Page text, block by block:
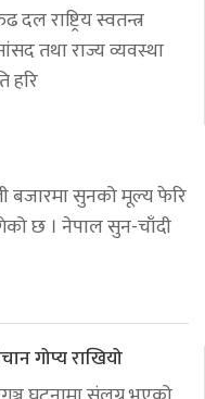
दल राष्ट्रिय स्वतन्त्र
तथा राज्य व्यवस्था
हरि
बजारमा सुनको मूल्य फेरि
छ । नेपाल सुन-चाँदी
गोप्य राखियो